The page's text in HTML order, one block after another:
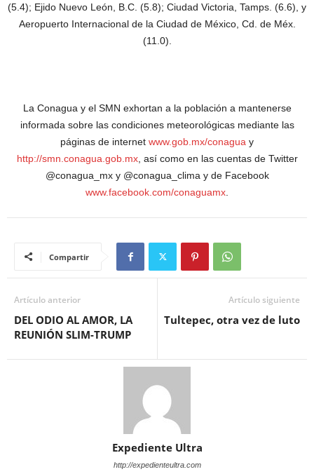
(5.4); Ejido Nuevo León, B.C. (5.8); Ciudad Victoria, Tamps. (6.6), y
Aeropuerto Internacional de la Ciudad de México, Cd. de Méx.
(11.0).
La Conagua y el SMN exhortan a la población a mantenerse
informada sobre las condiciones meteorológicas mediante las
páginas de internet www.gob.mx/conagua y
http://smn.conagua.gob.mx, así como en las cuentas de Twitter
@conagua_mx y @conagua_clima y de Facebook
www.facebook.com/conaguamx
Compartir
Artículo anterior
DEL ODIO AL AMOR, LA
REUNIÓN SLIM-TRUMP
Artículo siguiente
Tultepec, otra vez de luto
Expediente Ultra
http://expedienteultra.com